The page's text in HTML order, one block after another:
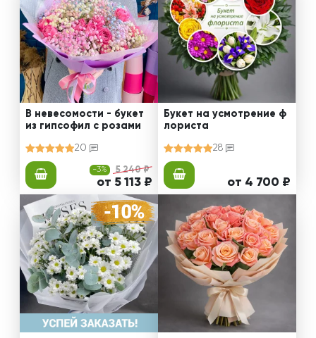
В невесомости - букет
из гипсофил с розами
20
-3% 5 240 ₽
от 5 113 ₽
Букет на усмотрение ф
лориста
28
от 4 700 ₽